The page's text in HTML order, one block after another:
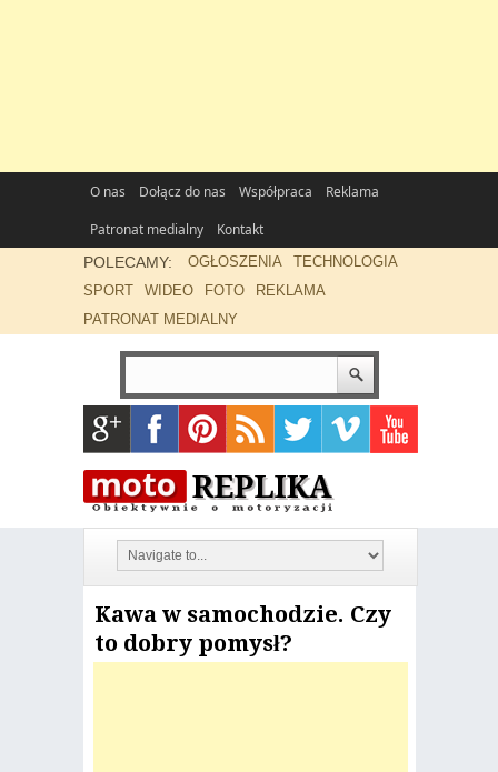
O nas Dołącz do nas Współpraca
Reklama
Patronat medialny
Kontakt
POLECAMY: OGŁOSZENIA
TECHNOLOGIA
SPORT
WIDEO FOTO
REKLAMA
PATRONAT MEDIALNY
Kawa w samochodzie. Czy
to dobry pomysł?